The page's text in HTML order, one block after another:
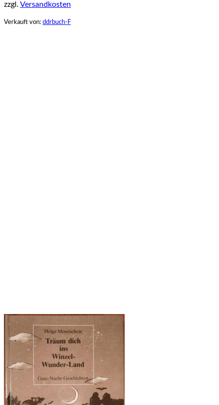
zzgl. Versandkosten
Verkauft von: ddrbuch-F